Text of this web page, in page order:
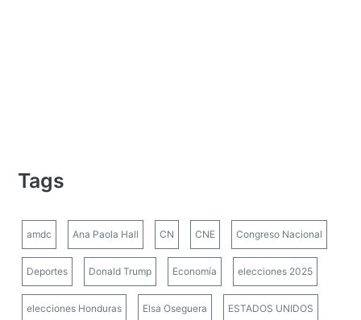
Tags
amdc Ana Paola Hall CN CNE Congreso Nacional
Deportes Donald Trump Economía elecciones 2025
elecciones Honduras Elsa Oseguera ESTADOS UNIDOS